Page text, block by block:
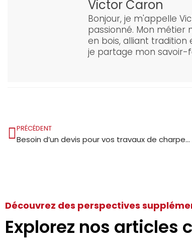
Victor Caron
Bonjour, je m'appelle
passionné. Mon métier
en bois, alliant tradition
je partage mon savoir-
PRÉCÉDENT
Besoin d’un devis pour vos travaux de charpente et de couverture à Montseveroux ?
Découvrez des perspectives
Explorez nos articles